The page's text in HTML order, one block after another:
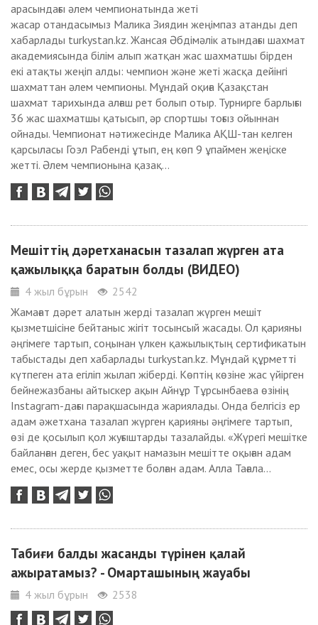
арасындағы әлем чемпионатында жеті
жасар отандасымыз Малика Зиядин жеңімпаз атанды деп
хабарлады turkystan.kz. Жансая Әбдімәлік атындағы шахмат
академиясында білім алып жатқан жас шахматшы бірден
екі атақты жеңіп алды: чемпион және жеті жасқа дейінгі
шахматтан әлем чемпионы. Мұндай оқиға Қазақстан
шахмат тарихында алғаш рет болып отыр. Турнирге барлығы
36 жас шахматшы қатысып, әр спортшы тоғыз ойыннан
ойнады. Чемпионат нәтижесінде Малика АҚШ-тан келген
қарсыласы Гоэл Рабенді ұтып, ең көп 9 ұпаймен жеңіске
жетті. Әлем чемпионына қазақ...
Мешіттің дәретханасын тазалап жүрген ата
қажылыққа баратын болды (ВИДЕО)
4 жыл бұрын
2542
Жамағат дәрет алатын жерді тазалап жүрген мешіт
қызметшісіне бейтаныс жігіт тосынсый жасады. Ол қарияны
әңгімеге тартып, соңынан үлкен қажылықтың сертификатын
табыстады деп хабарлады turkystan.kz. Мұндай құрметті
күтпеген ата егіліп жылап жіберді. Көптің көзіне жас үйірген
бейнежазбаны айтыскер ақын Айнұр Тұрсынбаева өзінің
Instagram-дағы парақшасында жариялады. Онда белгісіз ер
адам әжетхана тазалап жүрген қарияны әңгімеге тартып,
өзі де қосылып қол жуғыштарды тазалайды. «Жүрегі мешітке
байланған деген, бес уақыт намазын мешітте оқыған адам
емес, осы жерде қызметте болған адам. Алла Тағала...
Табиғи балды жасанды түрінен қалай
ажыратамыз? - Омарташының жауабы
4 жыл бұрын 2538